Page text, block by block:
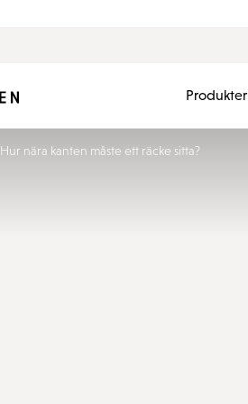
Produkter
Hur nära kanten måste ett räcke sitta?